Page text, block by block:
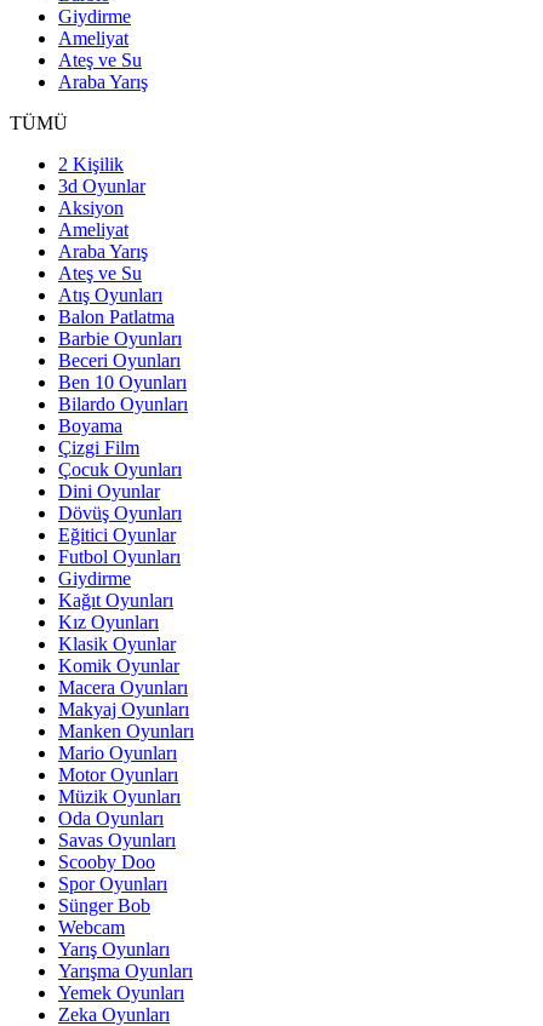
Giydirme
Ameliyat
Ateş ve Su
Araba Yarış
TÜMÜ
2 Kişilik
3d Oyunlar
Aksiyon
Ameliyat
Araba Yarış
Ateş ve Su
Atış Oyunları
Balon Patlatma
Barbie Oyunları
Beceri Oyunları
Ben 10 Oyunları
Bilardo Oyunları
Boyama
Çizgi Film
Çocuk Oyunları
Dini Oyunlar
Dövüş Oyunları
Eğitici Oyunlar
Futbol Oyunları
Giydirme
Kağıt Oyunları
Kız Oyunları
Klasik Oyunlar
Komik Oyunlar
Macera Oyunları
Makyaj Oyunları
Manken Oyunları
Mario Oyunları
Motor Oyunları
Müzik Oyunları
Oda Oyunları
Savas Oyunları
Scooby Doo
Spor Oyunları
Sünger Bob
Webcam
Yarış Oyunları
Yarışma Oyunları
Yemek Oyunları
Zeka Oyunları